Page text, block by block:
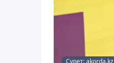
Сурет: akorda.kz